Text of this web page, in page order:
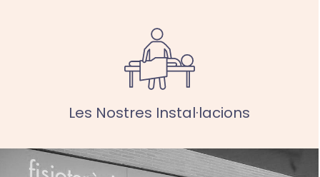
Les Nostres Instal·lacions